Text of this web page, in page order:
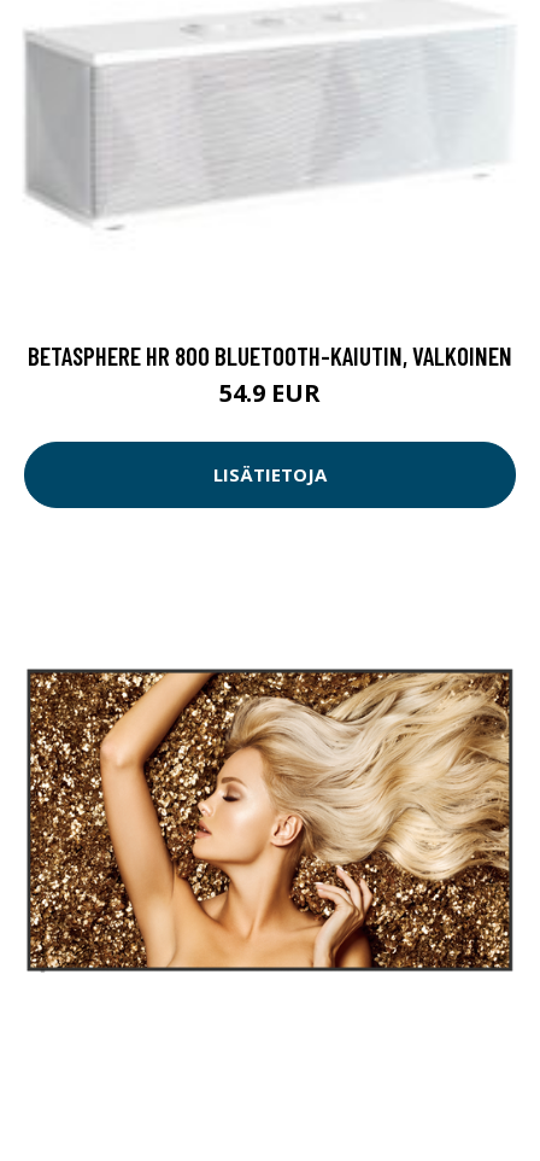
BETASPHERE HR 800 BLUETOOTH-KAIUTIN, VALKOINEN
54.9 EUR
LISÄTIETOJA